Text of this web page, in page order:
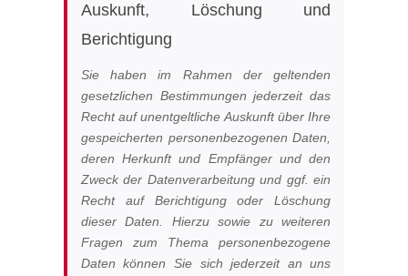
Auskunft, Löschung und
Berichtigung
Sie haben im Rahmen der geltenden
gesetzlichen Bestimmungen jederzeit das
Recht auf unentgeltliche Auskunft über Ihre
gespeicherten personenbezogenen Daten,
deren Herkunft und Empfänger und den
Zweck der Datenverarbeitung und ggf. ein
Recht auf Berichtigung oder Löschung
dieser Daten. Hierzu sowie zu weiteren
Fragen zum Thema personenbezogene
Daten können Sie sich jederzeit an uns